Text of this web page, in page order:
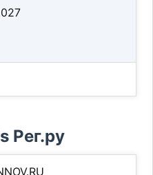
Рег.ру